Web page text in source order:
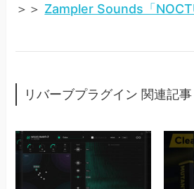
＞＞ Zampler Sounds「
リバーブプラグイン 関連記事